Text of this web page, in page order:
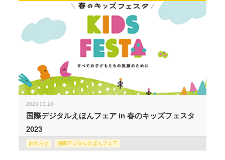
2023.03.10
国際デジタルえほんフェア in 春のキッズフェスタ
2023
お知らせ 国際デジタルえほんフェア